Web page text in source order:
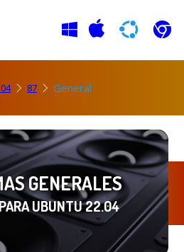
87 General
GENERALES
UBUNTU 22.04